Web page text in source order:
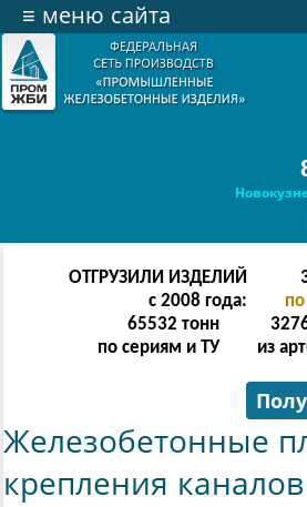
≡ меню сайта
ОТГРУЗИЛИ ИЗДЕЛИЙ
с 2008 года:
131068 тонн
по сериям и ТУ
из
Железобетонные
крепления